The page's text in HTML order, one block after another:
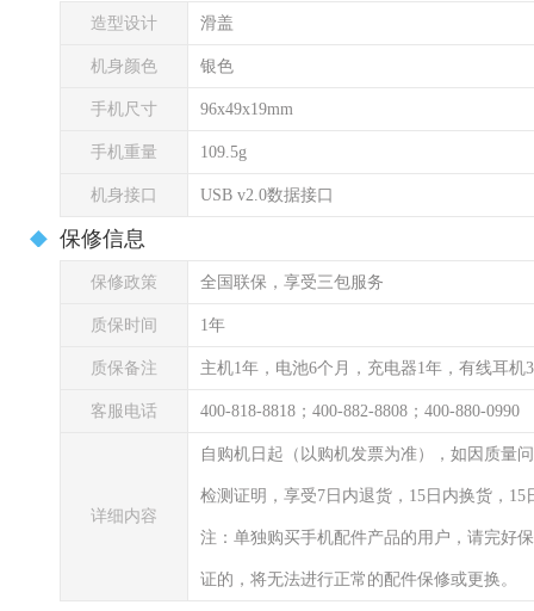
造型设计 滑盖
机身颜色 银色
手机尺寸 96x49x19mm
手机重量 109.5g
机身接口 USB v2.0数据接口
保修信息
保修政策 全国联保，享受三包服务
质保时间 1年
质保备注 主机1年，电池6个月，充电器1年，有线耳机
客服电话 400-818-8818；400-882-8808；400-880-0990
详细内容
自购机日起（以购机发票为准），如因质量
检测证明，享受7日内退货，15日内换货，
注：单独购买手机配件产品的用户，请完好
证的，将无法进行正常的配件保修或更换。